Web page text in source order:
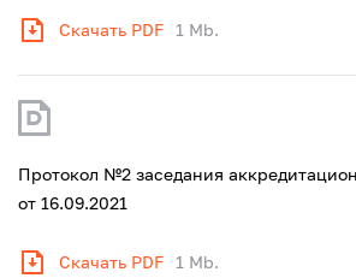
Скачать PDF 1 Mb.
Протокол №2 заседания
от 16.09.2021
Скачать PDF 1 Mb.